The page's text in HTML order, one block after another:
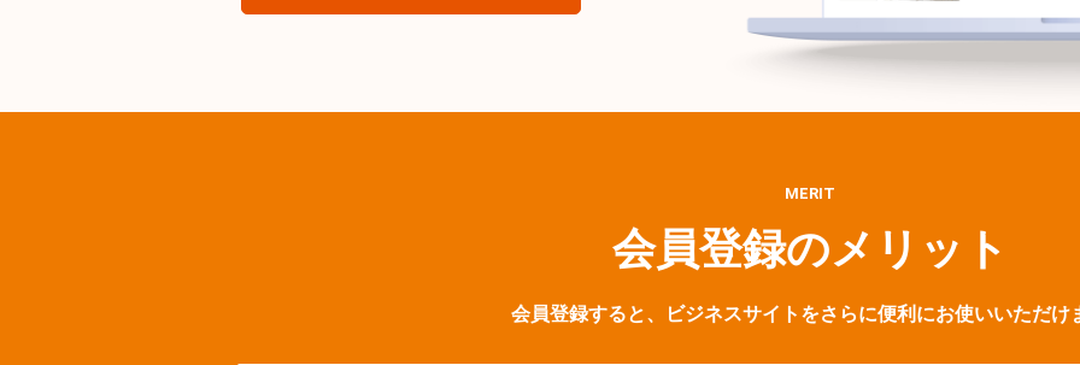
MERIT
会員登録のメリット
会員登録すると、ビジネスサイトをさらに便利にお使いいただけ